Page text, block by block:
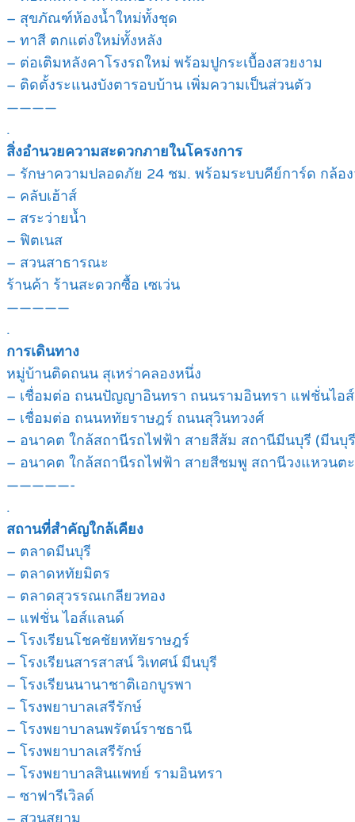
– สุขภัณฑ์ห้องน้ำใหม่ทั้งชุด
– ทาสี ตกแต่งใหม่ทั้งหลัง
– ต่อเติมหลังคาโรงรถใหม่ พร้อมปูกระเบื้องสวยงาม
– ติดตั้งระแนงบังตารอบบ้าน เพิ่มความเป็นส่วนตัว
————
.
สิ่งอำนวยความสะดวกภายในโครงการ
– รักษาความปลอดภัย 24 ชม. พร้อมระบบคีย์การ์ด กล้อ
– คลับเฮ้าส์
– สระว่ายน้ำ
– ฟิตเนส
– สวนสาธารณะ
ร้านค้า ร้านสะดวกซื้อ เซเว่น
—————
.
การเดินทาง
หมู่บ้านติดถนน สุเหร่าคลองหนึ่ง
– เชื่อมต่อ ถนนปัญญาอินทรา ถนนรามอินทรา แฟชั่นไอส์
– เชื่อมต่อ ถนนหทัยราษฎร์ ถนนสุวินทวงศ์
– อนาคต ใกล้สถานีรถไฟฟ้า สายสีส้ม สถานีมีนบุรี (มีน
– อนาคต ใกล้สถานีรถไฟฟ้า สายสีชมพู สถานีวงแหวน
—————-
.
สถานที่สำคัญใกล้เคียง
– ตลาดมีนบุรี
– ตลาดหทัยมิตร
– ตลาดสุวรรณเกลียวทอง
– แฟชั่น ไอส์แลนด์
– โรงเรียนโชคชัยหทัยราษฎร์
– โรงเรียนสารสาสน์ วิเทศน์ มีนบุรี
– โรงเรียนนานาชาติเอกบูรพา
– โรงพยาบาลเสรีรักษ์
– โรงพยาบาลนพรัตน์ราชธานี
– โรงพยาบาลเสรีรักษ์
– โรงพยาบาลสินแพทย์ รามอินทรา
– ซาฟารีเวิลด์
– สวนสยาม